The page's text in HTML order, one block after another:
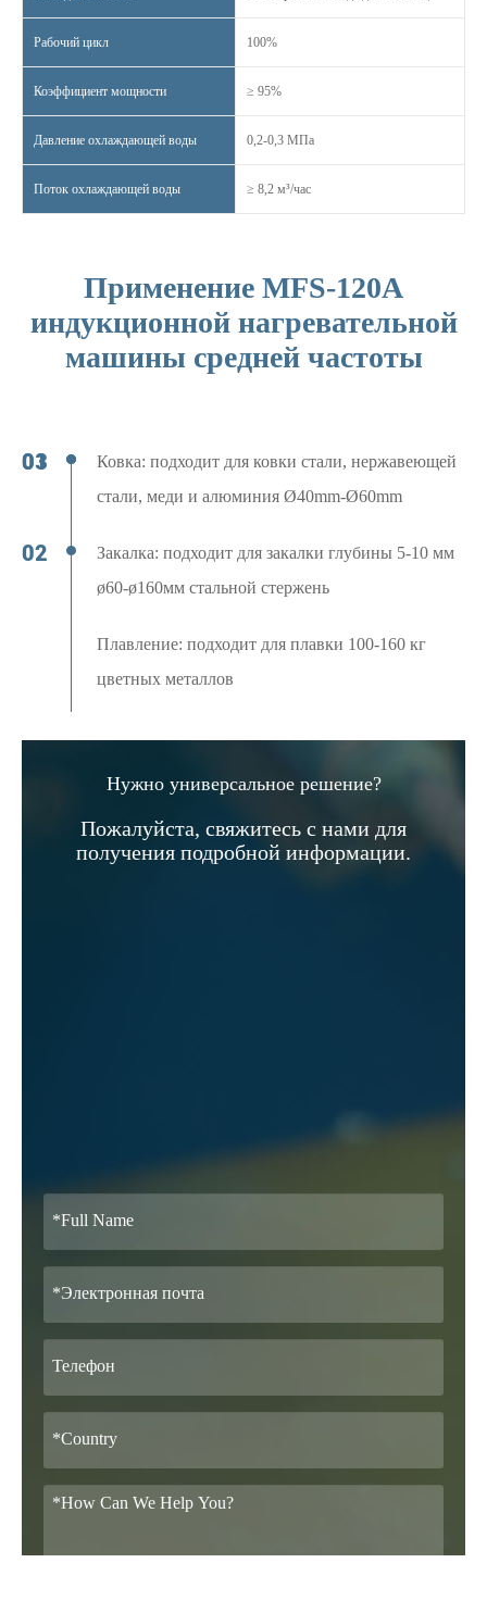
Рабочий цикл 100%
Коэффициент мощности ≥ 95%
Давление охлаждающей воды 0,2-0,3 МПа
Поток охлаждающей воды ≥ 8,2 м³/час
Применение MFS-120A
индукционной нагревательной
машины средней частоты
Ковка: подходит для ковки стали, нержавеющей
стали, меди и алюминия Ø40mm-Ø60mm
Закалка: подходит для закалки глубины 5-10 мм
ø60-ø160мм стальной стержень
Плавление: подходит для плавки 100-160 кг
цветных металлов
Нужно универсальное решение?
Пожалуйста, свяжитесь с нами для
получения подробной информации.